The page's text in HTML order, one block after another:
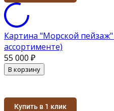
Картина "Морской
ассортименте)
55 000 ₽
В корзину
Купить в 1 клик